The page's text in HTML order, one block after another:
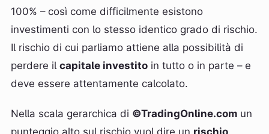
100% – così come difficilmente esistono
investimenti con lo stesso identico grado di rischio.
Il rischio di cui parliamo attiene alla possibilità di
perdere il capitale investito in tutto o in parte – e
deve essere attentamente calcolato.
Nella scala gerarchica di ©TradingOnline.com un
punteggio alto sul rischio vuol dire un rischio